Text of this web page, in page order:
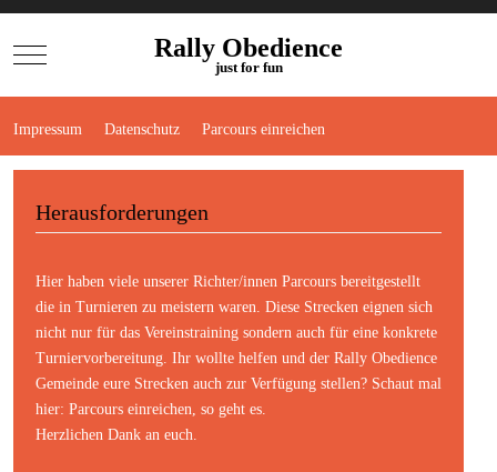
Mobile Menu ToggleRally Obedience
just for fun
Impressum Datenschutz Parcours einreichen
Herausforderungen
Hier haben viele unserer Richter/innen Parcours bereitgestellt
die in Turnieren zu meistern waren. Diese Strecken eignen sich
nicht nur für das Vereinstraining sondern auch für eine konkrete
Turniervorbereitung. Ihr wollte helfen und der Rally Obedience
Gemeinde eure Strecken auch zur Verfügung stellen? Schaut mal
hier: Parcours einreichen, so geht es.
Herzlichen Dank an euch.